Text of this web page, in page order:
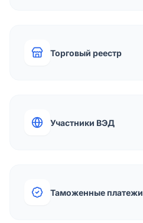
Торговый реестр
Участники ВЭД
Таможенные платежи